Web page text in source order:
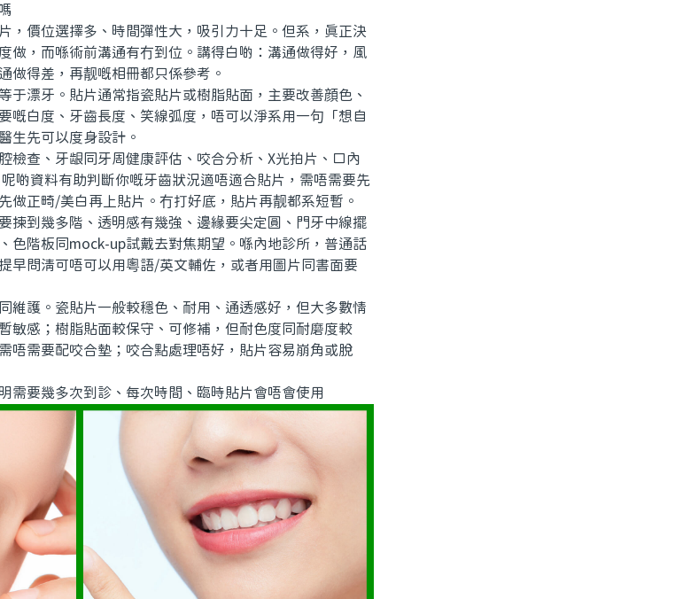
價位選擇多、時間彈性大，吸引力十足。但系，真正決
做，而喺術前溝通有冇到位。講得白啲：溝通做得好，風
做得差，再靓嘅相冊都只係參考。
漂牙。貼片通常指瓷貼片或樹脂貼面，主要改善顔色、
嘅白度、牙齒長度、笑線弧度，唔可以淨系用一句「想自
生先可以度身設計。
查、牙龈同牙周健康評估、咬合分析、X光拍片、口內
啲資料有助判斷你嘅牙齒狀況適唔適合貼片，需唔需要先
做正畸/美白再上貼片。冇打好底，貼片再靓都系短暫。
到幾多階、透明感有幾強、邊緣要尖定圓、門牙中線擺
色階板同mock-up試戴去對焦期望。喺內地診所，普通話
早問清可唔可以用粵語/英文輔佐，或者用圖片同書面要
護。瓷貼片一般較穩色、耐用、通透感好，但大多數情
敏感；樹脂貼面較保守、可修補，但耐色度同耐磨度較
唔需要配咬合墊；咬合點處理唔好，貼片容易崩角或脫
要幾多次到診、每次時間、臨時貼片會唔會使用